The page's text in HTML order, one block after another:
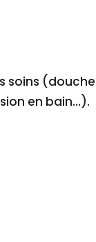
soins (douche
en bain…).